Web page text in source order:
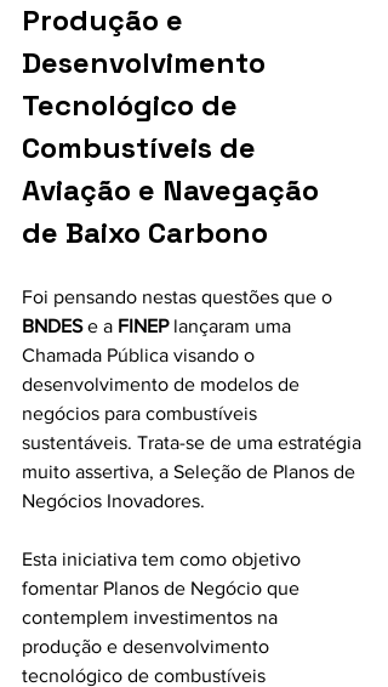
Produção e
Desenvolvimento
Tecnológico de
Combustíveis de
Aviação e Navegação
de Baixo Carbono
Foi pensando nestas questões que o
BNDES e a FINEP lançaram uma
Chamada Pública visando o
desenvolvimento de modelos de
negócios para combustíveis
sustentáveis. Trata-se de uma estratégia
muito assertiva, a Seleção de Planos de
Negócios Inovadores.
Esta iniciativa tem como objetivo
fomentar Planos de Negócio que
contemplem investimentos na
produção e desenvolvimento
tecnológico de combustíveis